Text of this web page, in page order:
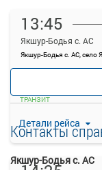
13:45
Якшур-Бодья с. АС
Детали рейса
—
ТРАНЗИТ
Контакты
Якшур-Бодья с. АС